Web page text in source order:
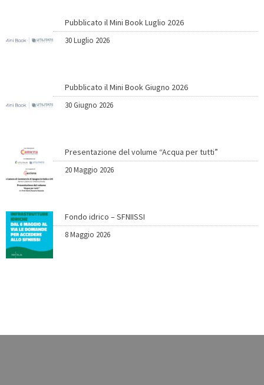
Pubblicato il Mini Book Luglio 2026
30 Luglio 2026
Pubblicato il Mini Book Giugno 2026
30 Giugno 2026
Presentazione del volume “Acqua per tutti”
20 Maggio 2026
Fondo idrico – SFNIISSI
8 Maggio 2026